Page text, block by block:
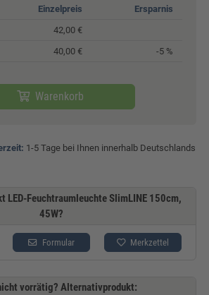
Einzelpreis
Ersparnis
42,00 €
40,00 € -5 %
Warenkorb
1-5 Tage bei Ihnen innerhalb Deutschlands
LED-Feuchtraumleuchte SlimLINE 150cm,
45W?
Formular Merkzettel
vorrätig? Alternativprodukt: